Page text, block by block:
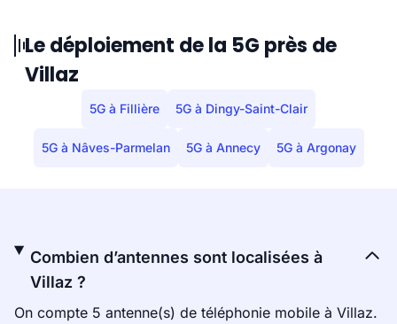
Le déploiement de la 5G près de
Villaz
5G à Fillière 5G à Dingy-Saint-Clair
5G à Nâves-Parmelan 5G à Annecy 5G à Argonay
Combien d’antennes sont localisées à
Villaz ?
On compte 5 antenne(s) de téléphonie mobile à Villaz.